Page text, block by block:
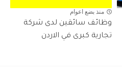
منذ بضع اعوام
وظائف سائقين لدى شركة
تجارية كبرى في الاردن